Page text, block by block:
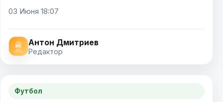
03 Июня 18:07
Антон Дмитриев
Редактор
Футбол